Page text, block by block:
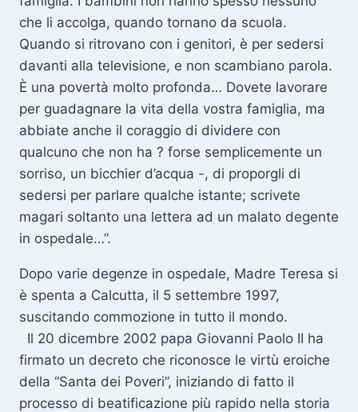
che li accolga, quando tornano da scuola.
Quando si ritrovano con i genitori, è per sedersi
davanti alla televisione, e non scambiano parola.
È una povertà molto profonda… Dovete lavorare
per guadagnare la vita della vostra famiglia, ma
abbiate anche il coraggio di dividere con
qualcuno che non ha ? forse semplicemente un
sorriso, un bicchier d’acqua -, di proporgli di
sedersi per parlare qualche istante; scrivete
magari soltanto una lettera ad un malato degente
in ospedale…”.
Dopo varie degenze in ospedale, Madre Teresa si
è spenta a Calcutta, il 5 settembre 1997,
suscitando commozione in tutto il mondo.
Il 20 dicembre 2002 papa Giovanni Paolo II ha
firmato un decreto che riconosce le virtù eroiche
della “Santa dei Poveri”, iniziando di fatto il
processo di beatificazione più rapido nella storia